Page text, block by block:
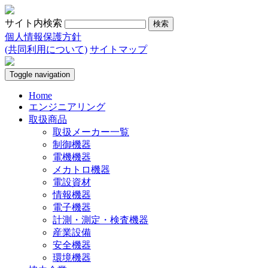
サイト内検索
個人情報保護方針
(共同利用について) サイトマップ
Toggle navigation
Home
エンジニアリング
取扱商品
取扱メーカー一覧
制御機器
電機機器
メカトロ機器
電設資材
情報機器
電子機器
計測・測定・検査機器
産業設備
安全機器
環境機器